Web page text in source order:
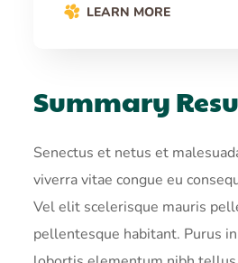
LEARN MORE
Summary
Senectus et netus et
viverra vitae congue eu
Vel elit scelerisque mauris
pellentesque habitant. Purus